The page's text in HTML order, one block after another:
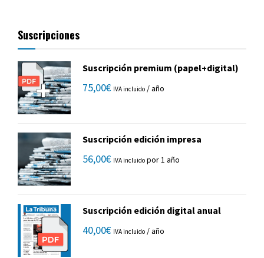
Suscripciones
Suscripción premium (papel+digital)
75,00€ IVA incluido / año
Suscripción edición impresa
56,00€ IVA incluido por 1 año
Suscripción edición digital anual
40,00€ IVA incluido / año